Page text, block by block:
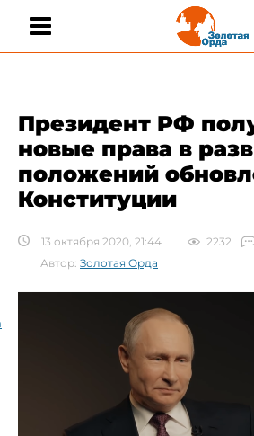
Президент РФ
новые права в
положений
Конституции
13 октября 2020, 21:44 2232
Автор: Золотая Орда